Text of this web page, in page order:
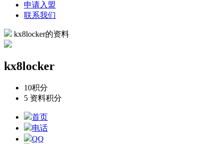
申请入盟
联系我们
kx8locker的资料
kx8locker
10积分
5 资料积分
首页
电话
QQ